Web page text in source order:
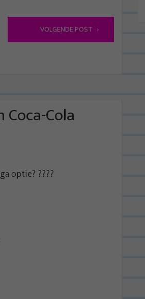
VOLGENDE POST
Cola
optie? ????